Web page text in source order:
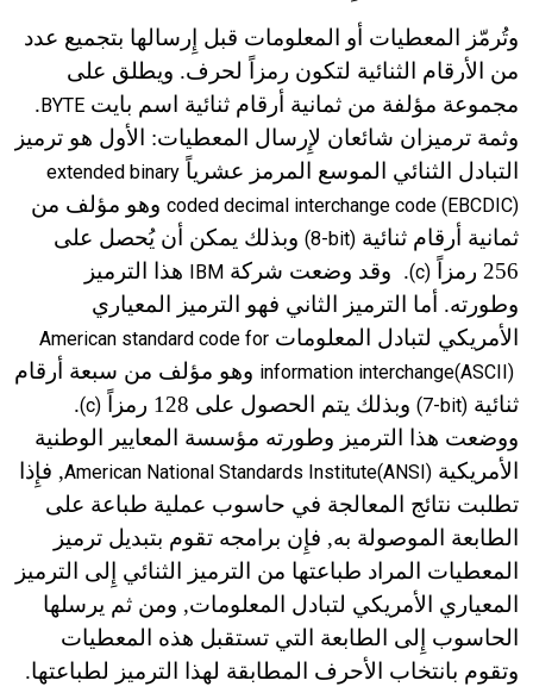
وتُرمّز المعطيات أو المعلومات قبل إِرسالها بتجميع عدد
من الأرقام الثنائية لتكون رمزاً لحرف. ويطلق على
مجموعة مؤلفة من ثمانية أرقام ثنائية اسم بايت BYTE
.
وثمة ترميزان شائعان لإِرسال المعطيات: الأول هو ترميز
التبادل الثنائي الموسع المرمز عشرياً extended binary
coded decimal interchange code (EBCDIC) وهو مؤلف من
ثمانية أرقام ثنائية (8-bit) وبذلك يمكن أن يُحصل على
256 رمزاً (c)
. وقد وضعت شركة IBM
هذا الترميز
وطورته. أما الترميز الثاني فهو الترميز المعياري
الأمريكي لتبادل المعلومات American standard code for
information interchange(ASCII )
وهو مؤلف من سبعة أرقام
ثنائية (7-bit) وبذلك يتم الحصول على 128 رمزاً (c)
.
ووضعت هذا الترميز وطورته مؤسسة المعايير الوطنية
الأمريكية American National Standards Institute(ANSI), فإِذا
تطلبت نتائج المعالجة في حاسوب عملية طباعة على
الطابعة الموصولة به, فإِن برامجه تقوم بتبديل ترميز
المعطيات المراد طباعتها من الترميز الثنائي إِلى الترميز
المعياري الأمريكي لتبادل المعلومات, ومن ثم يرسلها
الحاسوب إِلى الطابعة التي تستقبل هذه المعطيات
وتقوم بانتخاب الأحرف المطابقة لهذا الترميز لطباعتها.